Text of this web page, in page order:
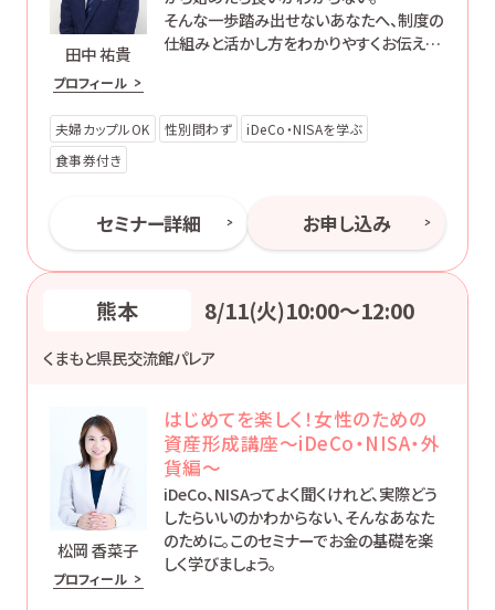
田中 祐貴
プロフィール
そんな一歩踏み出せないあなたへ、制度の
仕組みと活かし方をわかりやすくお伝えし
夫婦カップルOK 性別問わず
iDeCo・NISAを学ぶ
食事券付き
セミナー詳細 お申し込み
熊本 8/11(火)10:00〜12:00
くまもと県民交流館パレア
松岡 香菜子
プロフィール
はじめてを楽しく！女性のための
資産形成講座～iDeCo・NISA・外
貨編～
iDeCo、NISAってよく聞くけれど、実際どう
したらいいのかわからない、そんなあなた
のために。このセミナーでお金の基礎を楽
しく学びましょう。